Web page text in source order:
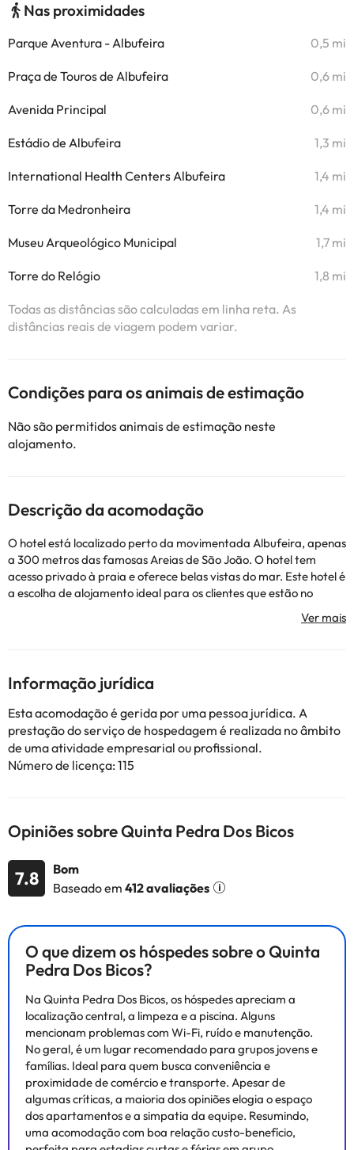
Nas proximidades
Parque Aventura - Albufeira 0,5 mi
Praça de Touros de Albufeira 0,6 mi
Avenida Principal 0,6 mi
Estádio de Albufeira 1,3 mi
International Health Centers Albufeira 1,4 mi
Torre da Medronheira 1,4 mi
Museu Arqueológico Municipal 1,7 mi
Torre do Relógio 1,8 mi
Todas as distâncias são calculadas em linha reta. As
distâncias reais de viagem podem variar.
Condições para os animais de estimação
Não são permitidos animais de estimação neste
alojamento.
Descrição da acomodação
O hotel está localizado perto da movimentada Albufeira, apenas
a 300 metros das famosas Areias de São João. O hotel tem
acesso privado à praia e oferece belas vistas do mar. Este hotel é
a escolha de alojamento ideal para os clientes que estão no
Algarve pela sua vida nocturna ou pelas suas possibilidades de
desporto ou para aqueles que simplesmente querem relaxar
provar a excelente comida local.
Alguns dos serviçoslistadospodem ser pagos. Você pode
verificar suas tarifas diretamente no site. Esta informação está
sujeita a alterações pelo alojamento.
Alguns dos serviços indicados podem ter custos adicionais. Pode
Informação jurídica
Esta acomodação é gerida por uma pessoa jurídica. A
prestação do serviço de hospedagem é realizada no âmbito
de uma atividade empresarial ou profissional.
Número de licença: 115
Opiniões sobre Quinta Pedra Dos Bicos
7.8
Bom
Baseado em 412 avaliações
O que dizem os hóspedes sobre o Quinta
Pedra Dos Bicos?
Na Quinta Pedra Dos Bicos, os hóspedes apreciam a
localização central, a limpeza e a piscina. Alguns
mencionam problemas com Wi-Fi, ruído e manutenção.
No geral, é um lugar recomendado para grupos jovens e
famílias. Ideal para quem busca conveniência e
proximidade de comércio e transporte. Apesar de
algumas críticas, a maioria dos opiniões elogia o espaço
dos apartamentos e a simpatia da equipe. Resumindo,
uma acomodação com boa relação custo-benefício,